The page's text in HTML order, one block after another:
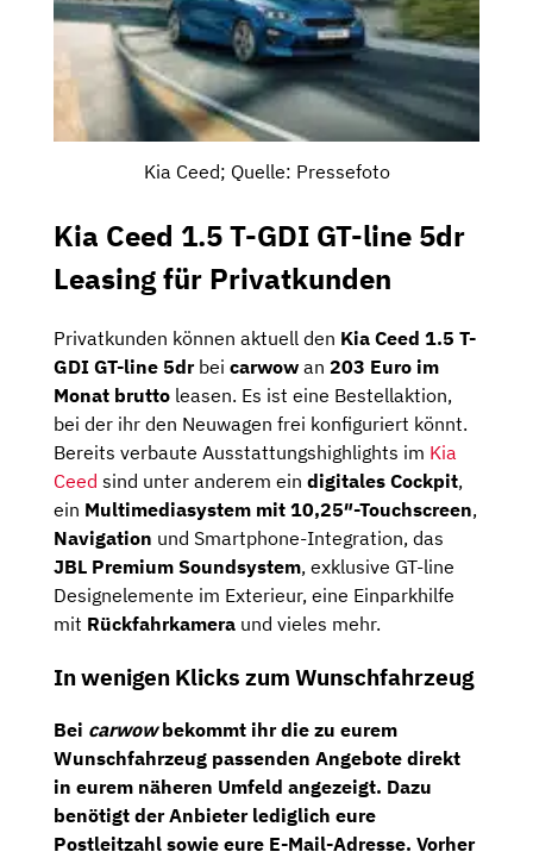
Kia Ceed; Quelle: Pressefoto
Kia Ceed 1.5 T-GDI GT-line 5dr
Leasing für Privatkunden
Privatkunden können aktuell den Kia Ceed 1.5 T-
GDI GT-line 5drbei carwow an 203 Euro im
Monat brutto leasen. Es ist eine Bestellaktion,
bei der ihr den Neuwagen frei konfiguriert könnt.
Bereits verbaute Ausstattungshighlights im Kia
Ceed sind unter anderem ein digitales Cockpit,
ein Multimediasystem mit 10,25″-Touchscreen,
Navigation und Smartphone-Integration, das
JBL Premium Soundsystem, exklusive GT-line
Designelemente im Exterieur, eine Einparkhilfe
mit Rückfahrkamera und vieles mehr.
In wenigen Klicks zum Wunschfahrzeug
Bei carwowbekommt ihr die zu eurem
Wunschfahrzeug passenden Angebote direkt
in eurem näheren Umfeld angezeigt. Dazu
benötigt der Anbieter lediglich eure
Postleitzahl sowie eure E-Mail-Adresse. Vorher